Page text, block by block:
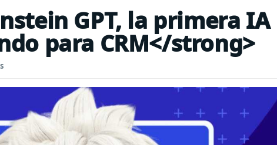
GPT, la primera IA
para CRM</strong>